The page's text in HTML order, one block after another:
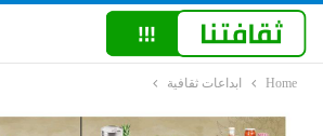
Home ابداعات ثقافية